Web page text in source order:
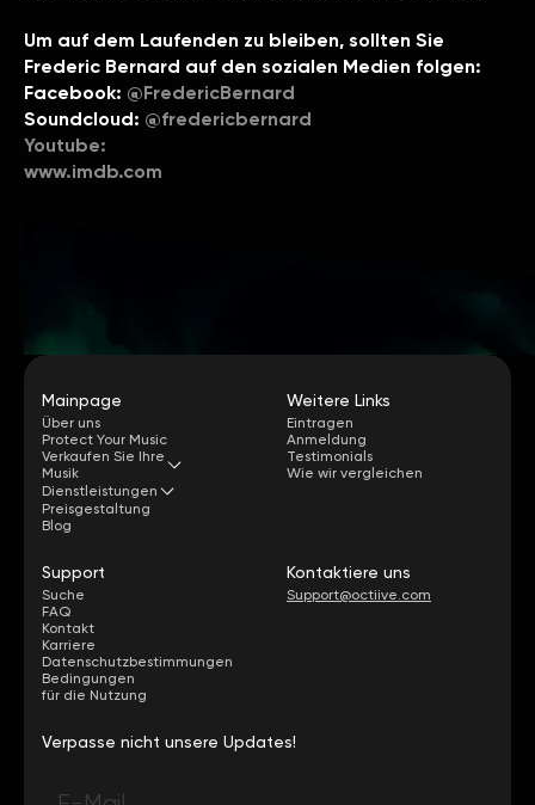
Um auf dem Laufenden zu bleiben, sollten Sie
Frederic Bernard auf den sozialen Medien folgen:
Facebook: @FredericBernard
Soundcloud: @fredericbernard
Youtube:
www.imdb.com
Mainpage
Über uns
Protect Your Music
Verkaufen Sie Ihre
Musik
Dienstleistungen
Preisgestaltung
Blog
Weitere Links
Eintragen
Anmeldung
Testimonials
Wie wir vergleichen
Support
Suche
FAQ
Kontakt
Karriere
Datenschutzbestimmungen
Bedingungen
für die Nutzung
Kontaktiere uns
Support@octiive.com
Verpasse nicht unsere Updates!